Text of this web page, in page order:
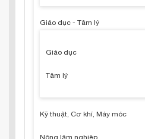
Giáo dục - Tâm lý
Giáo dục
Tâm lý
Kỹ thuật, Cơ khí, Máy móc
Nông lâm nghiệp